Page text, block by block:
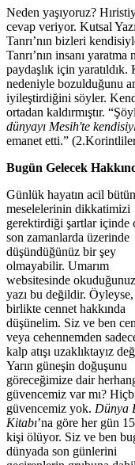
Neden yaşıyoruz?
cevap veriyor. Kutsal
Tanrı’nın bizleri
Tanrı’nın insanı
paydaşlık için
nedeniyle bozulduğunu
iyileştirdiğini söyler.
ortadan kaldırmıştır.
dünyayı Mesih'te
emanet etti.”
Bugün Gelecek
Günlük hayatın acil bütün
meselelerinin dikkatimizi
gerektirdiği şartlar içinde
son zamanlarda üzerinde
düşündüğünüz bir şey
olmayabilir. Umarım
websitesinde
yazı bu değildir. Öyleyse,
birlikte cennet hakkında
düşünelim. Siz ve ben
veya cehennemden
kalp atışı uzaklıktayız
Yarın güneşin doğuşunu
göreceğimize dair
güvencemiz var mı?
güvencemiz yok. Dünya
Kitabı’na göre her gün
kişi ölüyor. Siz ve ben
dünyada son günlerini